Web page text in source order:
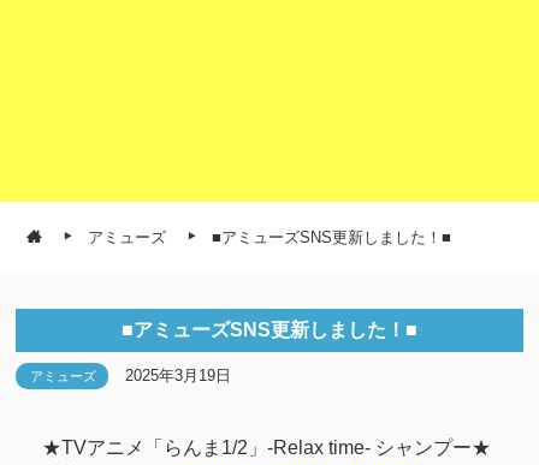
アミューズ ■アミューズSNS更新しました！■
■アミューズSNS更新しました！■
アミューズ 2025年3月19日
★TVアニメ「らんま1/2」-Relax time- シャンプー★